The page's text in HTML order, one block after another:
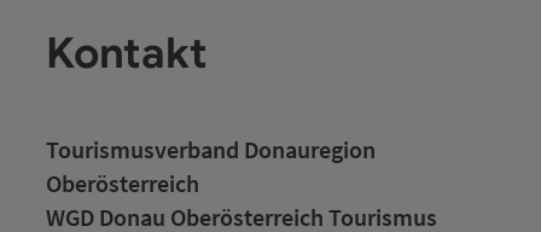
Kontakt
Tourismusverband Donauregion
Oberösterreich
WGD Donau Oberösterreich Tourismus